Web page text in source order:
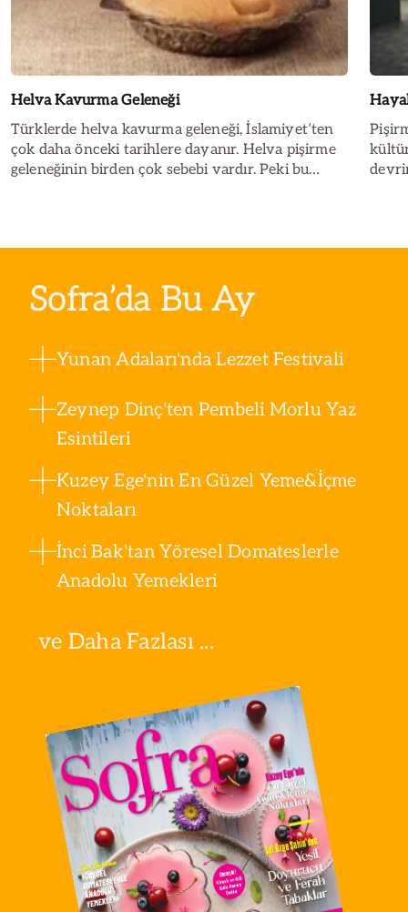
Helva Kavurma Geleneği
Türklerde helva kavurma geleneği, İslamiyet’ten
çok daha önceki tarihlere dayanır. Helva pişirme
geleneğinin birden çok sebebi vardır. Peki bu
Sofra’da Bu Ay
Yunan Adaları'nda Lezzet Festivali
Zeynep Dinç'ten Pembeli Morlu Yaz
Esintileri
Kuzey Ege'nin En Güzel Yeme&İçme
Noktaları
İnci Bak'tan Yöresel Domateslerle
Anadolu Yemekleri
ve Daha Fazlası ...